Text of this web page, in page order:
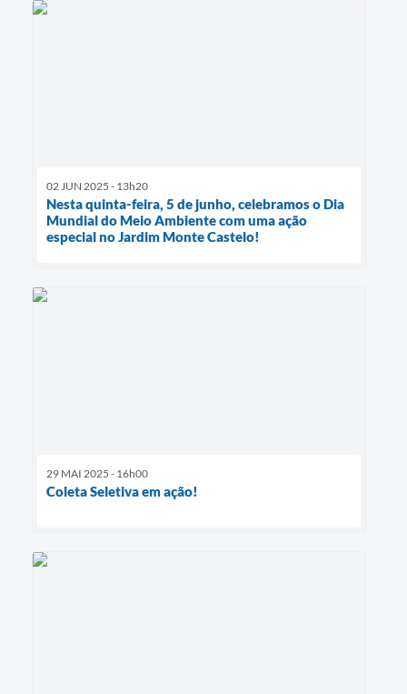
02 JUN 2025 - 13h20
Nesta quinta-feira, 5 de junho, celebramos o Dia
Mundial do Meio Ambiente com uma ação
especial no Jardim Monte Castelo!
29 MAI 2025 - 16h00
Coleta Seletiva em ação!